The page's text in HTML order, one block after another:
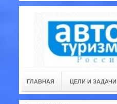
ГЛАВНАЯ ЦЕЛИ И ЗАДАЧИ